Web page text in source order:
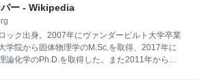
石などとも言う。[1]丸い石に黒い棕櫚縄を十文
れる。 使い方は、二又の分かれ道となっている
その先で茶会などを催している場合に茶会の妨
目的や、庭園改装中の際に止め石が利用され
であり、超えて進むこともできるが、庭の持ち
パー - Wikipedia
ック出身。2007年にヴァンダービルト大学卒業
学院から固体物理学のM.Sc.を取得、2017年に
論化学のPh.D.を取得した。また2011年からDE